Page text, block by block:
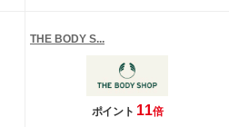
THE BODY S...
ポイント 11倍